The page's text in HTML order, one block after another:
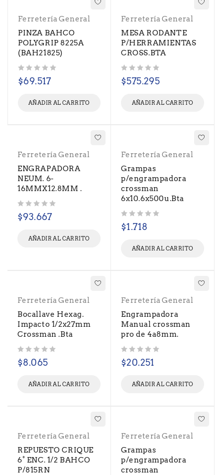
Ferretería General
PINZA BAHCO
POLYGRIP 8225A
(BAH21825)
$69.517
AÑADIR AL CARRITO
Ferretería General
MESA RODANTE
P/HERRAMIENTAS
CROSS.BTA
$575.295
AÑADIR AL CARRITO
Ferretería General
ENGRAPADORA
NEUM. 6-
16MMX12.8MM .
$93.667
AÑADIR AL CARRITO
Ferretería General
Grampas
p/engrampadora
crossman
6x10.6x500u.Bta
$1.718
AÑADIR AL CARRITO
Ferretería General
Bocallave Hexag.
Impacto 1/2x27mm
Crossman .Bta
$8.065
AÑADIR AL CARRITO
Ferretería General
Engrampadora
Manual crossman
pro de 4a8mm.
$20.251
AÑADIR AL CARRITO
Ferretería General
REPUESTO CRIQUE
6° ENC. 1/2 BAHCO
P/815RN
Ferretería General
Grampas
p/engrampadora
crossman